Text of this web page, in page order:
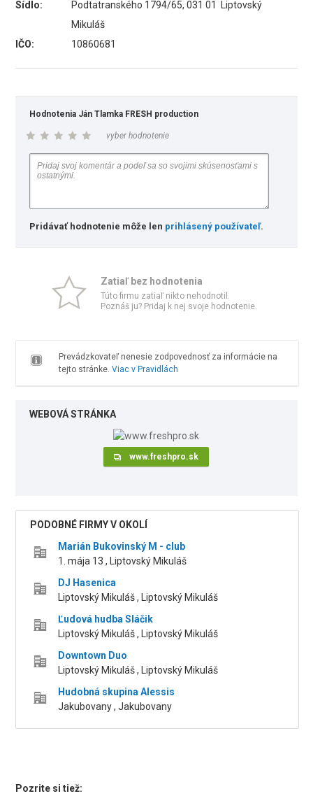
Sídlo:
Podtatranského 1794/65, 031 01 Liptovský
Mikuláš
IČO:
10860681
Hodnotenia Ján Tlamka FRESH production
vyber hodnotenie
Pridávať hodnotenie môže len prihlásený používateľ.
Zatiaľ bez hodnotenia
Túto firmu zatiaľ nikto nehodnotil.
Poznáš ju? Pridaj k nej svoje hodnotenie.
Prevádzkovateľ nenesie zodpovednosť za informácie na
tejto stránke. Viac v Pravidlách
WEBOVÁ STRÁNKA
www.freshpro.sk
PODOBNÉ FIRMY V OKOLÍ
Marián Bukovinský M - club
1. mája 13 , Liptovský Mikuláš
DJ Hasenica
Liptovský Mikuláš , Liptovský Mikuláš
Ľudová hudba Sláčik
Liptovský Mikuláš , Liptovský Mikuláš
Downtown Duo
Liptovský Mikuláš , Liptovský Mikuláš
Hudobná skupina Alessis
Jakubovany , Jakubovany
Pozrite si tiež: